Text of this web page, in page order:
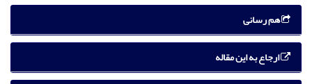
هم رسانی
ارجاع به این مقاله